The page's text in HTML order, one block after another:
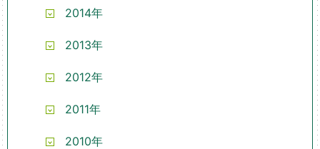
2014年
2013年
2012年
2011年
2010年